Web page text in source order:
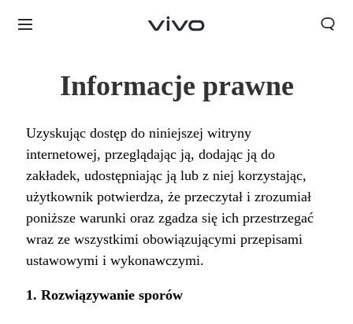
Informacje prawne
Uzyskując dostęp do niniejszej witryny
internetowej, przeglądając ją, dodając ją do
zakładek, udostępniając ją lub z niej korzystając,
użytkownik potwierdza, że przeczytał i zrozumiał
poniższe warunki oraz zgadza się ich przestrzegać
wraz ze wszystkimi obowiązującymi przepisami
ustawowymi i wykonawczymi.
1. Rozwiązywanie sporów